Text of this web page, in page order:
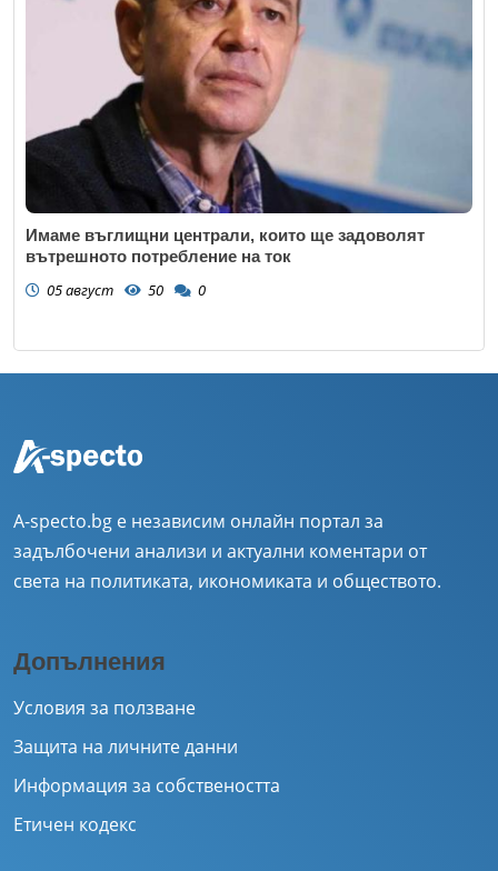
Имаме въглищни централи, които ще задоволят
вътрешното потребление на ток
05 август 50 0
A-specto.bg е независим онлайн портал за
задълбочени анализи и актуални коментари от
света на политиката, икономиката и обществото.
Допълнения
Условия за ползване
Защита на личните данни
Информация за собствеността
Етичен кодекс